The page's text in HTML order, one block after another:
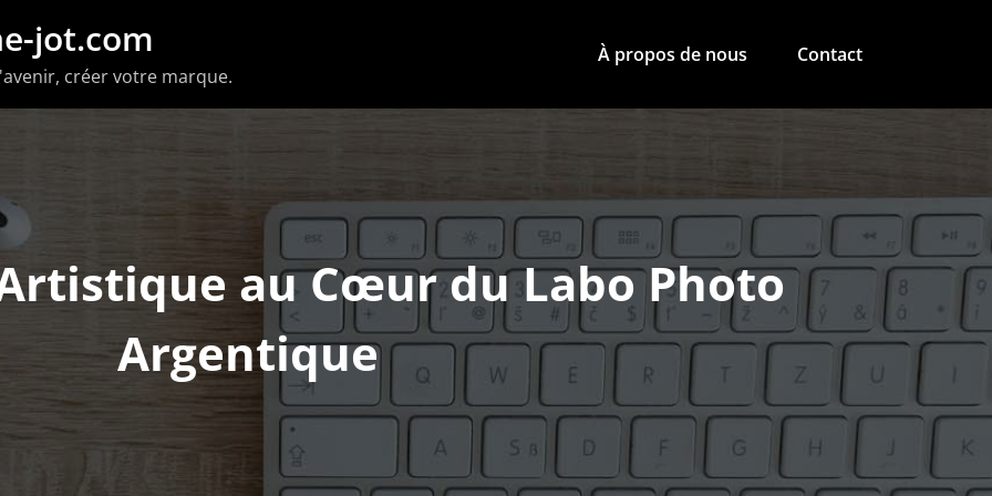
jot.com
créer votre marque.
À propos de nous Contact
au Cœur du Labo Photo
Argentique